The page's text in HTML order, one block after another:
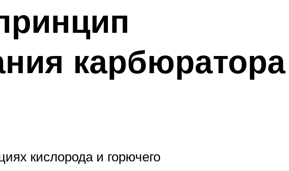
карбюратора
кислорода и горючего